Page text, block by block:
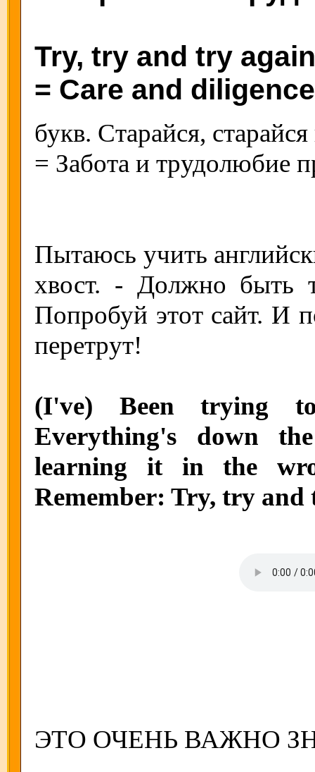
Try, try and try
= Care and
букв. Старайся,
= Забота и трудолюбие
Пытаюсь учить
хвост. - Должно быть
Попробуй этот сайт. И
перетрут!
(I've) Been trying
Everything's down
learning it in the
Remember: Try, try and
ЭТО ОЧЕНЬ ВАЖНО